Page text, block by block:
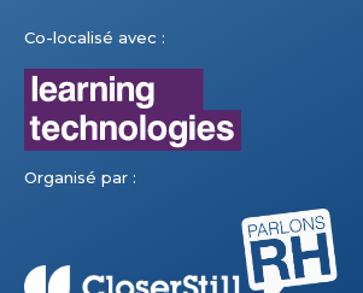
Co-localisé avec :
Organisé par :